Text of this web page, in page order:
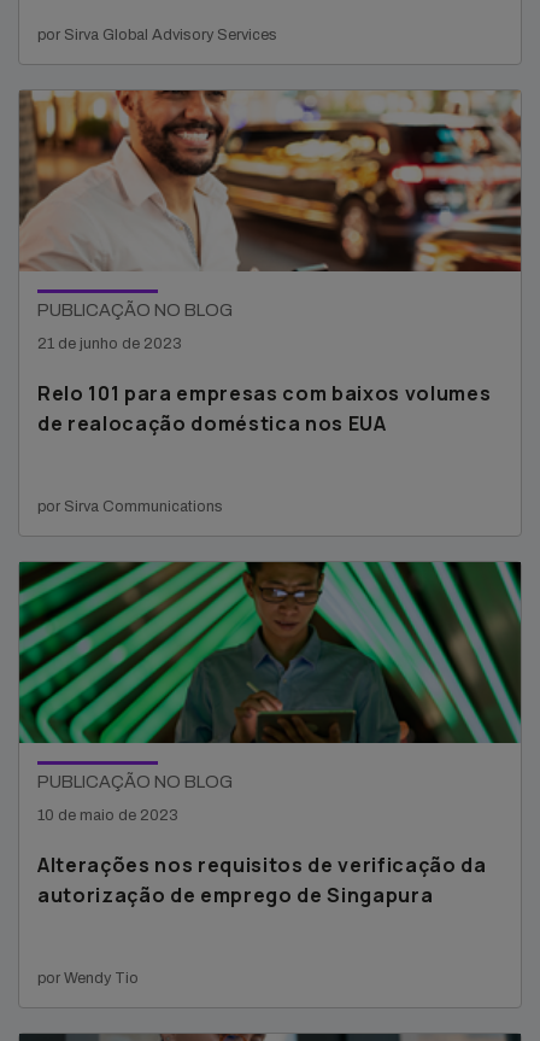
por Sirva Global Advisory Services
PUBLICAÇÃO NO BLOG
21 de junho de 2023
Relo 101 para empresas com baixos volumes
de realocação doméstica nos EUA
por Sirva Communications
PUBLICAÇÃO NO BLOG
10 de maio de 2023
Alterações nos requisitos de verificação da
autorização de emprego de Singapura
por Wendy Tio